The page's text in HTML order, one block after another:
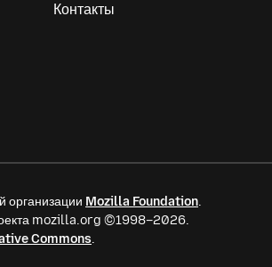
Контакты
организации Mozilla Foundation.
mozilla.org ©1998–2026.
Commons.